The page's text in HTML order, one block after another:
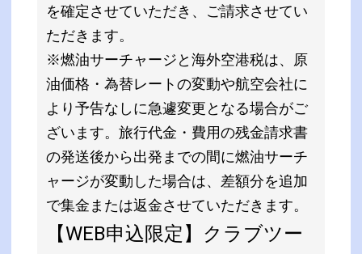
を確定させていただき、ご請求させてい
ただきます。
※燃油サーチャージと海外空港税は、原
油価格・為替レートの変動や航空会社に
より予告なしに急遽変更となる場合がご
ざいます。旅行代金・費用の残金請求書
の発送後から出発までの間に燃油サーチ
ャージが変動した場合は、差額分を追加
で集金または返金させていただきます。
【WEB申込限定】クラブツー